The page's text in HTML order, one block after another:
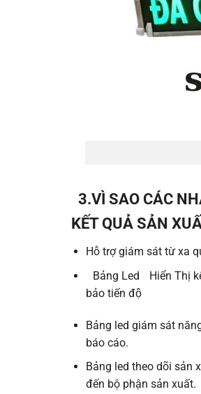
3.VÌ SAO CÁC
KẾT QUẢ SẢN
Hỗ trợ giám sát từ xa
Bảng Led
Hiển Thị
bảo tiến độ
Bảng led giám sát
báo cáo.
Bảng led theo dõi sản
đến bộ phận sản xuất.